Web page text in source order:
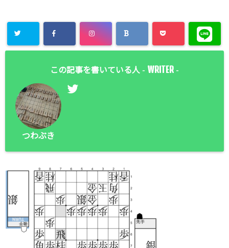
この記事を書いている人 - WRITER -
つわぶき